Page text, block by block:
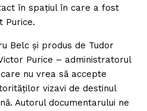
în spaţiul în care a fost
Purice.
Belc şi produs de Tudor
Purice – administratorul
nu vrea să accepte
vizavi de destinul
Autorul documentarului ne